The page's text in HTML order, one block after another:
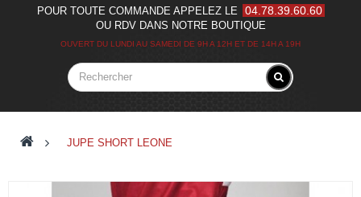
POUR TOUTE COMMANDE APPELEZ LE 04.78.39.60.60
OU RDV DANS NOTRE BOUTIQUE
OUVERT DU LUNDI AU SAMEDI DE 9H A 12H ET DE 14H A 19H
> JUPE SHORT LEONE